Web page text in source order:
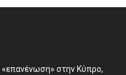
«επανένωση» στην Κύπρο,